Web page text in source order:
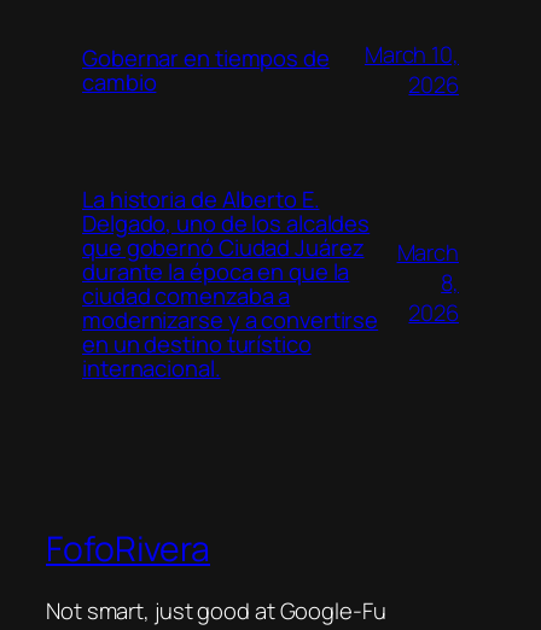
Gobernar en tiempos de
cambio
March 10,
2026
La historia de Alberto E.
Delgado, uno de los alcaldes
que gobernó Ciudad Juárez
durante la época en que la
ciudad comenzaba a
modernizarse y a convertirse
en un destino turístico
internacional.
March
8,
2026
FofoRivera
Not smart, just good at Google-Fu